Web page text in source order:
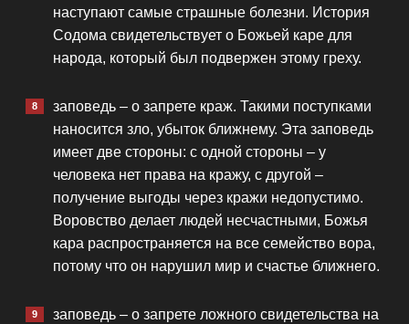
наступают самые страшные болезни. История
Содома свидетельствует о Божьей каре для
народа, который был подвержен этому греху.
заповедь – о запрете краж. Такими поступками
наносится зло, убыток ближнему. Эта заповедь
имеет две стороны: с одной стороны – у
человека нет права на кражу, с другой –
получение выгоды через кражи недопустимо.
Воровство делает людей несчастными, Божья
кара распространяется на все семейство вора,
потому что он нарушил мир и счастье ближнего.
заповедь – о запрете ложного свидетельства на